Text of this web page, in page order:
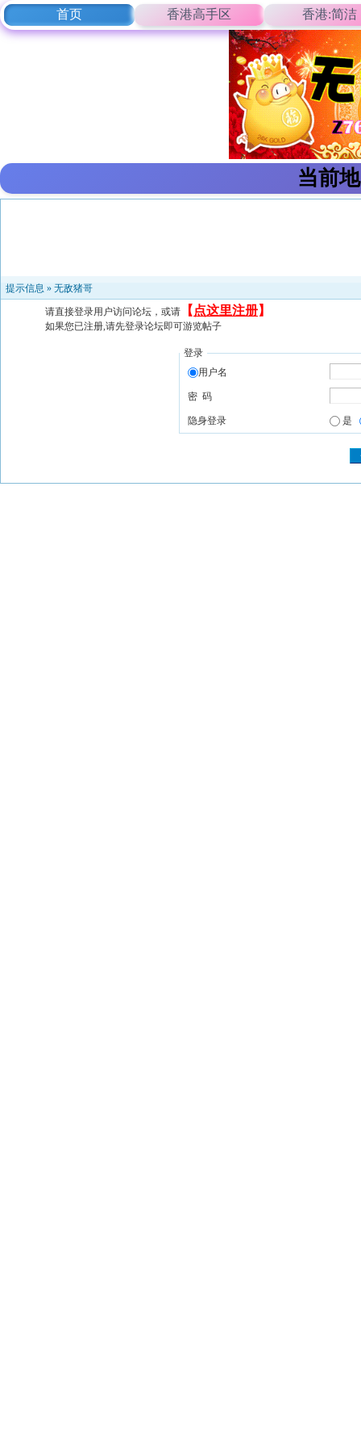
首页 香港高手区 香港:简洁
当前
提示信息 » 无敌猪哥
请直接登录用户访问论坛，或请 【 点这里注册】
如果您已注册,请先登录论坛即可游览帖子
登录
用户名
密 码
隐身登录 是